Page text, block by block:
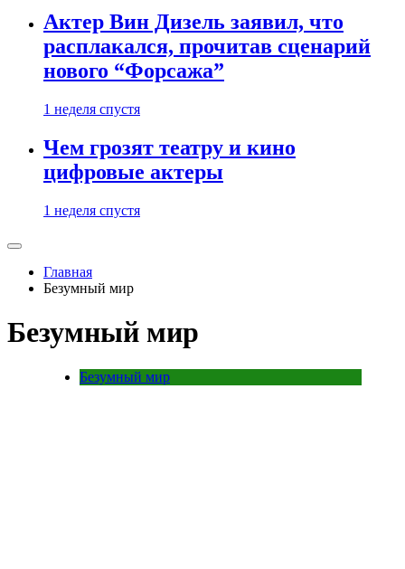
Актер Вин Дизель заявил, что
расплакался, прочитав сценарий
нового “Форсажа”
1 неделя спустя
Чем грозят театру и кино
цифровые актеры
1 неделя спустя
Главная
Безумный мир
Безумный мир
Безумный мир